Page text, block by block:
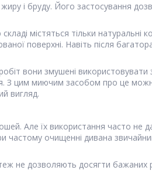
і бруду. Його застосування
містяться тільки натуральні
поверхні. Навіть після
вони змушені використовувати
З цим миючим засобом про це
вигляд.
Але їх використання часто не
частому очищенні дивана
не дозволяють досягти бажаних